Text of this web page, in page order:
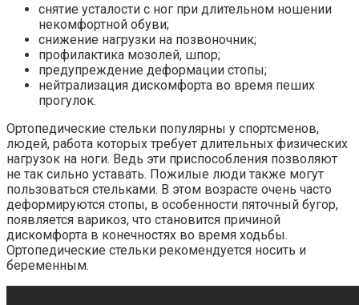
снятие усталости с ног при длительном ношении
некомфортной обуви;
снижение нагрузки на позвоночник;
профилактика мозолей, шпор;
предупреждение деформации стопы;
нейтрализация дискомфорта во время пеших
прогулок.
Ортопедические стельки популярны у спортсменов,
людей, работа которых требует длительных физических
нагрузок на ноги. Ведь эти приспособления позволяют
не так сильно уставать. Пожилые люди также могут
пользоваться стельками. В этом возрасте очень часто
деформируются стопы, в особенности пяточный бугор,
появляется варикоз, что становится причиной
дискомфорта в конечностях во время ходьбы.
Ортопедические стельки рекомендуется носить и
беременным.